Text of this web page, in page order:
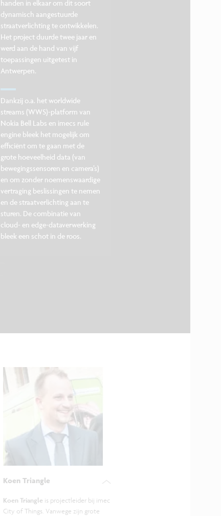
handen in elkaar om dit soort
dynamisch aangestuurde
straatverlichting te ontwikkelen.
Het project duurde twee jaar en
werd aan de hand van vijf
toepassingen uitgetest in
Antwerpen.
Dankzij o.a. het worldwide
streams (WWS)-platform van
Nokia Bell Labs en imecs rule
engine bleek het mogelijk om
efficiënt om te gaan met de
grote hoeveelheid data (van
bewegingssensoren en camera’s)
en om zonder noemenswaardige
vertraging beslissingen te nemen
en de straatverlichting aan te
sturen. De combinatie van
cloud- en edge-dataverwerking
bleek een schot in de roos.
Koen Triangle
Koen Triangle is projectleider bij imec
City of Things. Vanwege zijn grote